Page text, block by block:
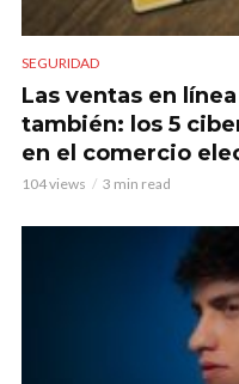
SEGURIDAD
Las ventas en
también: los 5
en el comercio
104 views 3 min read